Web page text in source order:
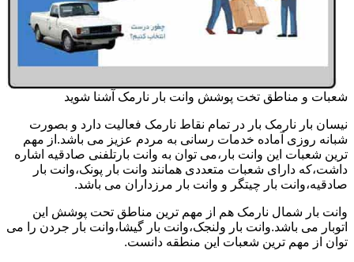
شعبات و مناطق تخت پوشش وانت بار نارمک آشنا شوید
نیسان بار نارمک بار در تمام نقاط نارمک فعالیت دارد و بصورت
شبانه روزی آماده خدمات رسانی به مردم عزیز می باشد.از مهم
ترین شعبات این وانت بار،می توان به وانت بارتلفنی صادقیه اشاره
داشت،که دارای شعبات متعددی همانند وانت بار پونک،وانت بار
صادقیه،وانت بار چیتگر و وانت بار مرزداران می باشد.
وانت بار شمال نارمک هم از مهم ترین مناطق تحت پوشش این
اتوبار می باشد.وانت بار ولنجک،وانت بار گیشا،وانت بار جردن را می
توان از مهم ترین شعبات این منطقه دانست.